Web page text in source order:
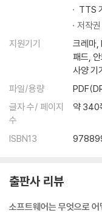
CHAPTER 3 OS: 시스
3.1 들어가며
3.2 OS: 시스템의 대통령
국가 운영 계획에 필요한
3.3 OS의 구조
드라이버
커널
3.4 커널의 시스템 관리자들
태스크 관리자
TTS
저작
지원기기
크레마,
패드,
사양 기
파일/용량
글자 수/ 페이지
수
약 340
ISBN13
출판사 리뷰
소프트웨어는 무엇으로